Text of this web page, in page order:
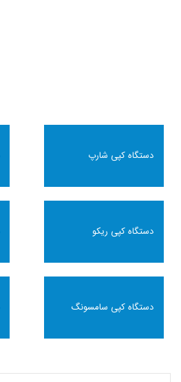
دستگاه کپی شارپ
دستگاه کپی ریکو
دستگاه کپی سامسونگ